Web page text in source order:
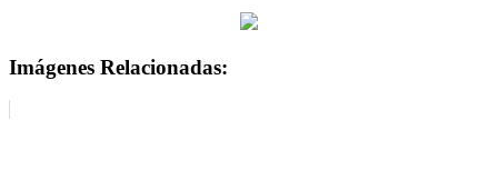
Imágenes Relacionadas: